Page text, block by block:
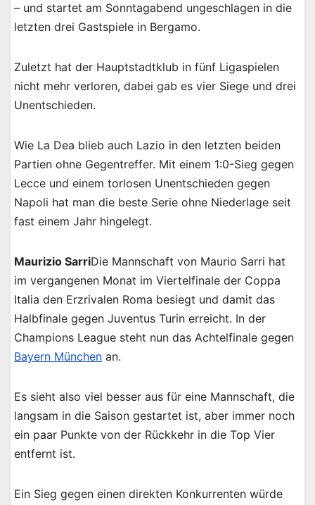
– und startet am Sonntagabend ungeschlagen in die
letzten drei Gastspiele in Bergamo.
Zuletzt hat der Hauptstadtklub in fünf Ligaspielen
nicht mehr verloren, dabei gab es vier Siege und drei
Unentschieden.
Wie La Dea blieb auch Lazio in den letzten beiden
Partien ohne Gegentreffer. Mit einem 1:0-Sieg gegen
Lecce und einem torlosen Unentschieden gegen
Napoli hat man die beste Serie ohne Niederlage seit
fast einem Jahr hingelegt.
Maurizio SarriDie Mannschaft von Maurio Sarri hat
im vergangenen Monat im Viertelfinale der Coppa
Italia den Erzrivalen Roma besiegt und damit das
Halbfinale gegen Juventus Turin erreicht. In der
Champions League steht nun das Achtelfinale gegen
Bayern München an.
Es sieht also viel besser aus für eine Mannschaft, die
langsam in die Saison gestartet ist, aber immer noch
ein paar Punkte von der Rückkehr in die Top Vier
entfernt ist.
Ein Sieg gegen einen direkten Konkurrenten würde